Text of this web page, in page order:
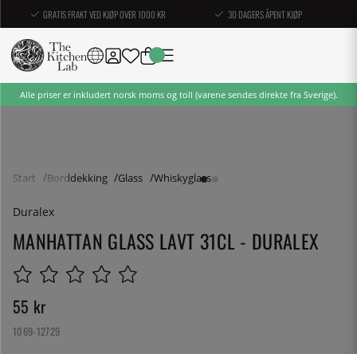
GRATIS FRAKT VED KJØP OVER 1000 KR 30 DAGERS ÅPENT KJØP
Alle priser er inkludert norsk moms og toll (varene sendes direkte fra Sverige).
Start Borddekking Glass Whiskyglass
Duralex
MANHATTAN GLASS LAVT 31CL - DURALEX
55 kr
1069-12729